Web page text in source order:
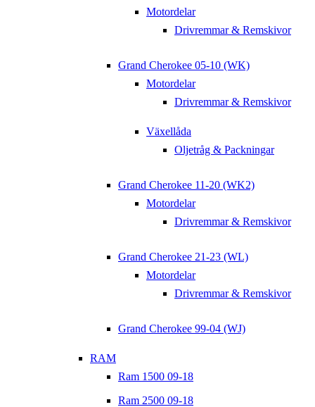
Motordelar
Drivremmar & Remskivor
Grand Cherokee 05-10 (WK)
Motordelar
Drivremmar & Remskivor
Växellåda
Oljetråg & Packningar
Grand Cherokee 11-20 (WK2)
Motordelar
Drivremmar & Remskivor
Grand Cherokee 21-23 (WL)
Motordelar
Drivremmar & Remskivor
Grand Cherokee 99-04 (WJ)
RAM
Ram 1500 09-18
Ram 2500 09-18